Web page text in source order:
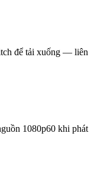
để tải xuống — liên
1080p60 khi phát